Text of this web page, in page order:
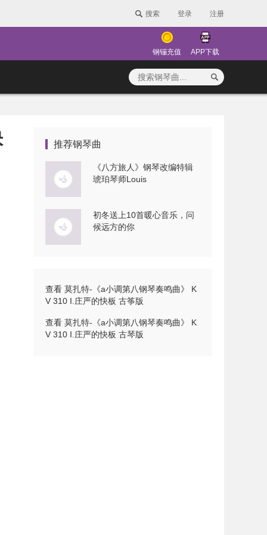
搜索 登录 注册
钢镚充值 APP下载
推荐钢琴曲
《八方旅人》钢琴改编特辑
琥珀琴师Louis
初冬送上10首暖心音乐，问
候远方的你
查看 莫扎特-《a小调第八钢琴奏鸣曲》 K
V 310 I.庄严的快板 古筝版
查看 莫扎特-《a小调第八钢琴奏鸣曲》 K
V 310 I.庄严的快板 古琴版